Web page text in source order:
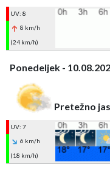
UV: 8
8 km/h
(24 km/h)
Ponedeljek -
Pretežno
UV: 7
6 km/h
(18 km/h)